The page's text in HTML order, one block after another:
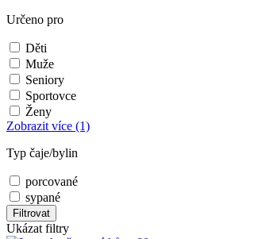
Určeno pro
Děti
Muže
Seniory
Sportovce
Ženy
Zobrazit více (1)
Typ čaje/bylin
porcované
sypané
Filtrovat
Ukázat filtry